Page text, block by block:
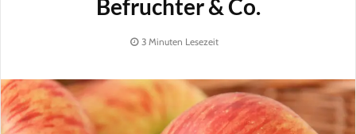
Befruchter & Co.
3 Minuten Lesezeit